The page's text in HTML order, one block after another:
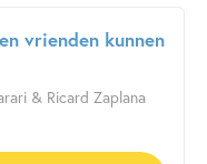
vrienden kunnen
& Ricard Zaplana